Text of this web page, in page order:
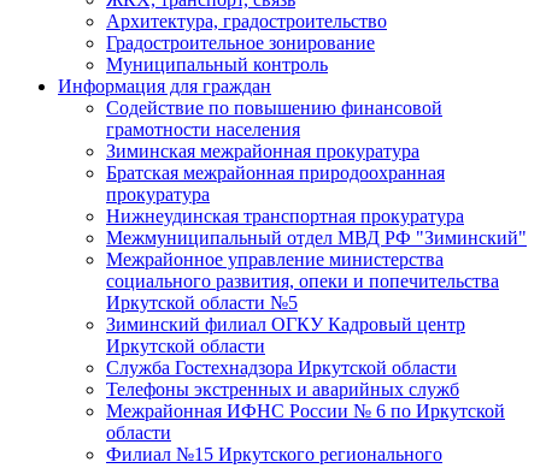
Архитектура, градостроительство
Градостроительное зонирование
Муниципальный контроль
Информация для граждан
Содействие по повышению финансовой
грамотности населения
Зиминская межрайонная прокуратура
Братская межрайонная природоохранная
прокуратура
Нижнеудинская транспортная прокуратура
Межмуниципальный отдел МВД РФ "Зиминский"
Межрайонное управление министерства
социального развития, опеки и попечительства
Иркутской области №5
Зиминский филиал ОГКУ Кадровый центр
Иркутской области
Служба Гостехнадзора Иркутской области
Телефоны экстренных и аварийных служб
Межрайонная ИФНС России № 6 по Иркутской
области
Филиал №15 Иркутского регионального